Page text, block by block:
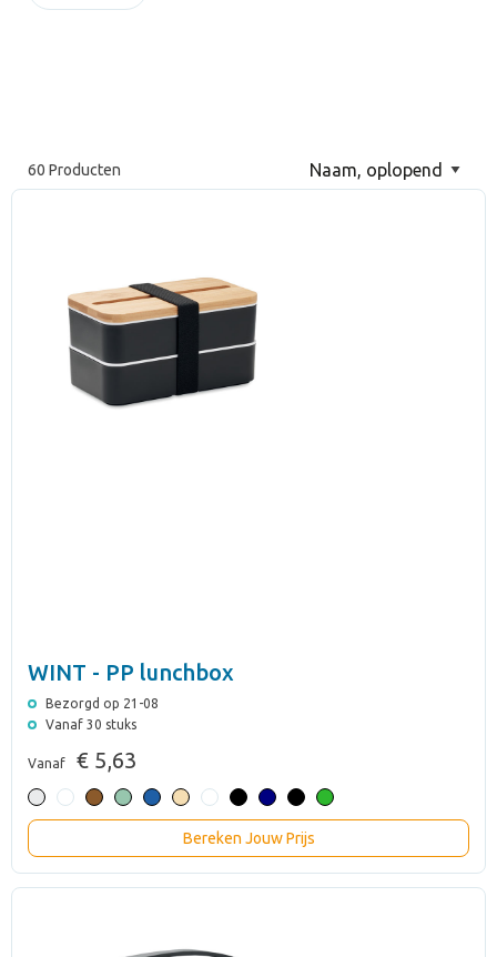
60 Producten
WINT - PP lunchbox
Bezorgd op 21-08
Vanaf 30 stuks
Vanaf € 5,63
Bereken Jouw Prijs